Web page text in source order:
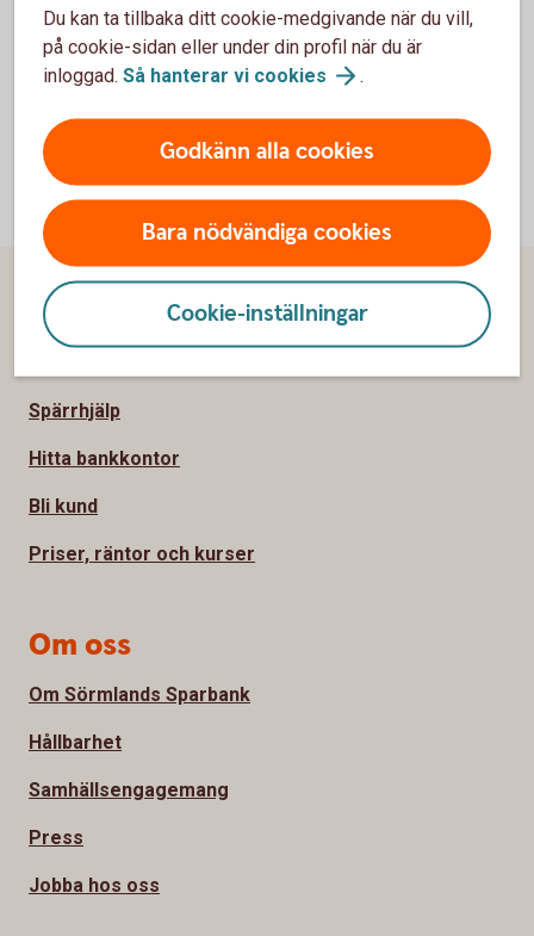
Avser svenska och nordiska aktier. Tillbaka
Du kan ta tillbaka ditt cookie-medgivande när du vill,
på cookie-sidan eller under din profil när du är
inloggad. Så hanterar vi cookies .
Godkänn alla cookies
Bara nödvändiga cookies
Cookie-inställningar
Sidfot
Hitta snabbt
Spärrhjälp
Hitta bankkontor
Bli kund
Priser, räntor och kurser
Om oss
Om Sörmlands Sparbank
Hållbarhet
Samhällsengagemang
Press
Jobba hos oss